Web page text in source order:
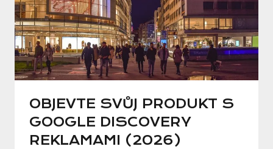
OBJEVTE SVŮJ PRODUKT S
GOOGLE DISCOVERY
REKLAMAMI (2026)